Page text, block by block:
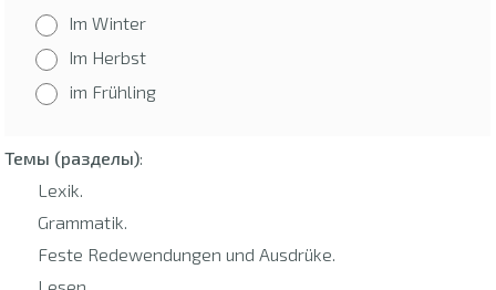
Im Winter
Im Herbst
im Frühling
Темы (разделы):
Lexik.
Grammatik.
Feste Redewendungen und Ausdrüke.